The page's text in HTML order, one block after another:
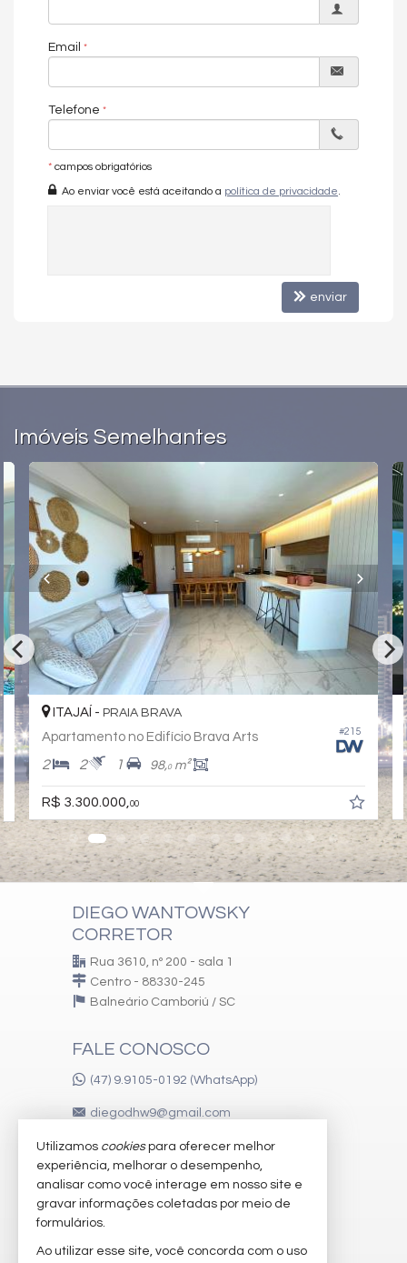
Sala de Estar
Sala de Jantar
Espaço Gourmet
Lavabo
Entrada de Serviço
Banheiro Social
Características do Empreendimento
Portaria 24h
Portão Eletrônico
Email
Telefone
* campos obrigatórios
Ao enviar você está aceitando a política de privacidade
enviar
Imóveis Semelhantes
#215
ITAJAÍ - PRAIA BRAVA
Apartamento no Edifício Brava Arts
2 2 1 98,0m²
R$ 3.300.000, 00
DIEGO WANTOWSKY
CORRETOR
Rua 3610, nº 200 - sala 1
Centro - 88330-245
Balneário Camboriú / SC
FALE CONOSCO
(47) 9.9105-0192 (WhatsApp)
diegodhw9@gmail.com
VEJA MAIS
imóveis favoritos
Utilizamos cookiespara oferecer melhor
experiência, melhorar o desempenho,
analisar como você interage em nosso site e
gravar informações coletadas por meio de
formulários.
Ao utilizar esse site, você concorda com o uso